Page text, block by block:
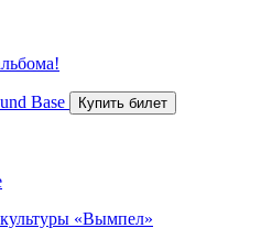
Base
«Вымпел»